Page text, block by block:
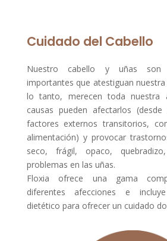
Cuidado del Cabello
Nuestro cabello y uñas son
importantes que atestiguan
lo tanto, merecen toda nuestra
causas pueden afectarlos
factores externos transitorios,
alimentación) y provocar
seco, frágil, opaco,
problemas en las uñas.
Floxia ofrece una gama
diferentes afecciones e
dietético para ofrecer un cuidado